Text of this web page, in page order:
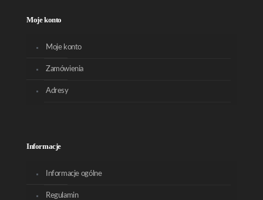
Moje konto
Moje konto
Zamówienia
Adresy
Informacje
Informacje ogólne
Regulamin